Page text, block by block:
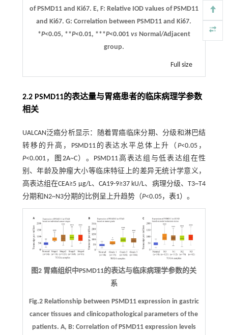
of PSMD11 and Ki67. E, F: Relative IOD values of PSMD11
and Ki67.G: Correlation between PSMD11 and Ki67.
*P<0.05, **P<0.01, ***P<0.001 vsNormal/Adjacent
group.
Full size
2.2 PSMD11的表达量与胃癌患者的临床病理学参数
相关
UALCAN泛癌分析显示：随着胃癌临床分期、分级和淋巴结
转移的升高，PSMD11的表达水平总体上升（P<0.05，
P<0.001， 图2A~C）。PSMD11高表达组与低表达组在性
别、年龄及肿瘤大小等临床特征上的差异无统计学意义，
高表达组在CEA≥5 μg/L、CA19-9≥37 kU/L、病理分级、T3~T4
分期和N2~N3分期的比例呈上升趋势（P<0.05， 表1）。
图2 胃癌组织中PSMD11的表达与临床病理学参数的关
系
Fig.2 Relationship between PSMD11 expression in gastric
cancer tissues and clinicopathological parameters of the
patients. A, B: Correlation of PSMD11 expression levels